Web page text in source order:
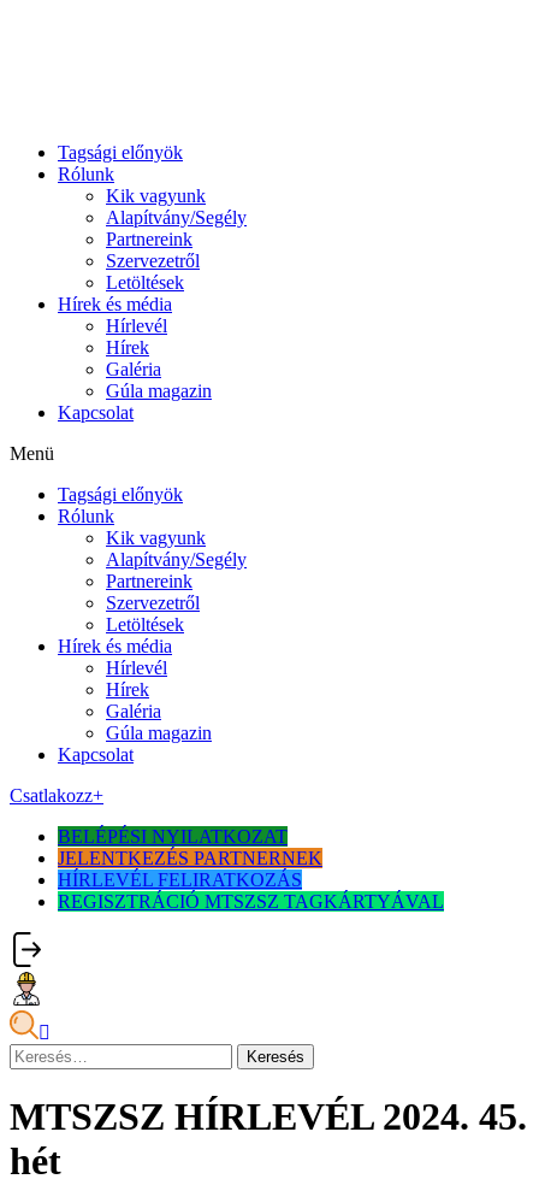
Tagsági előnyök
Rólunk
Kik vagyunk
Alapítvány/Segély
Partnereink
Szervezetről
Letöltések
Hírek és média
Hírlevél
Hírek
Galéria
Gúla magazin
Kapcsolat
Menü
Tagsági előnyök
Rólunk
Kik vagyunk
Alapítvány/Segély
Partnereink
Szervezetről
Letöltések
Hírek és média
Hírlevél
Hírek
Galéria
Gúla magazin
Kapcsolat
Csatlakozz+
BELÉPÉSI NYILATKOZAT
JELENTKEZÉS PARTNERNEK
HÍRLEVÉL FELIRATKOZÁS
REGISZTRÁCIÓ MTSZSZ TAGKÁRTYÁVAL
Keresés:
MTSZSZ HÍRLEVÉL 2024. 45.
hét